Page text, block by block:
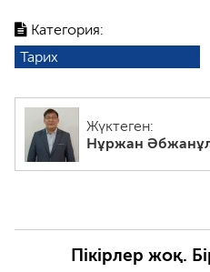
Категория:
Тарих
Жүктеген:
Нұржан
Пікірлер жоқ.